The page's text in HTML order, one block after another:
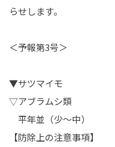
らせします。
＜予報第3号＞
▼サツマイモ
▽アブラムシ類
平年並（少～中）
【防除上の注意事項】